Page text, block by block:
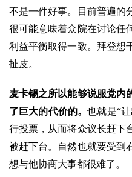
不是一件好事。目前普遍的
很可能意味着众院在讨论任
利益平衡取得一致。拜登想
扯皮。
麦卡锡之所以能够说服党内
了巨大的代价的。也就是“
行投票，从而将众议长赶下
被赶下台。自然也就要受到
想与他协商大事都很难了。